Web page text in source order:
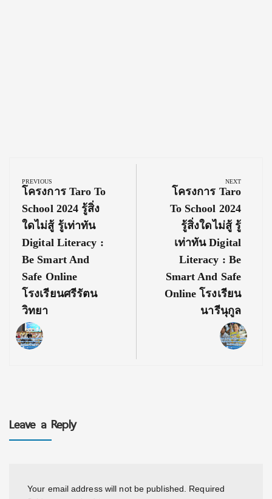
navigation
PREVIOUS
Previous
Post:
โครงการ Taro To
School 2024 รู้สิ่ง
ใดไม่สู้ รู้เท่าทัน
Digital Literacy :
Be Smart And
Safe Online
โรงเรียนศรีรัตน
วิทยา
NEXT
Next
Post:
โครงการ Taro
To School 2024
รู้สิ่งใดไม่สู้ รู้
เท่าทัน Digital
Literacy : Be
Smart And Safe
Online โรงเรียน
นารีนุกูล
Leave a Reply
Your email address will not be published.
Required